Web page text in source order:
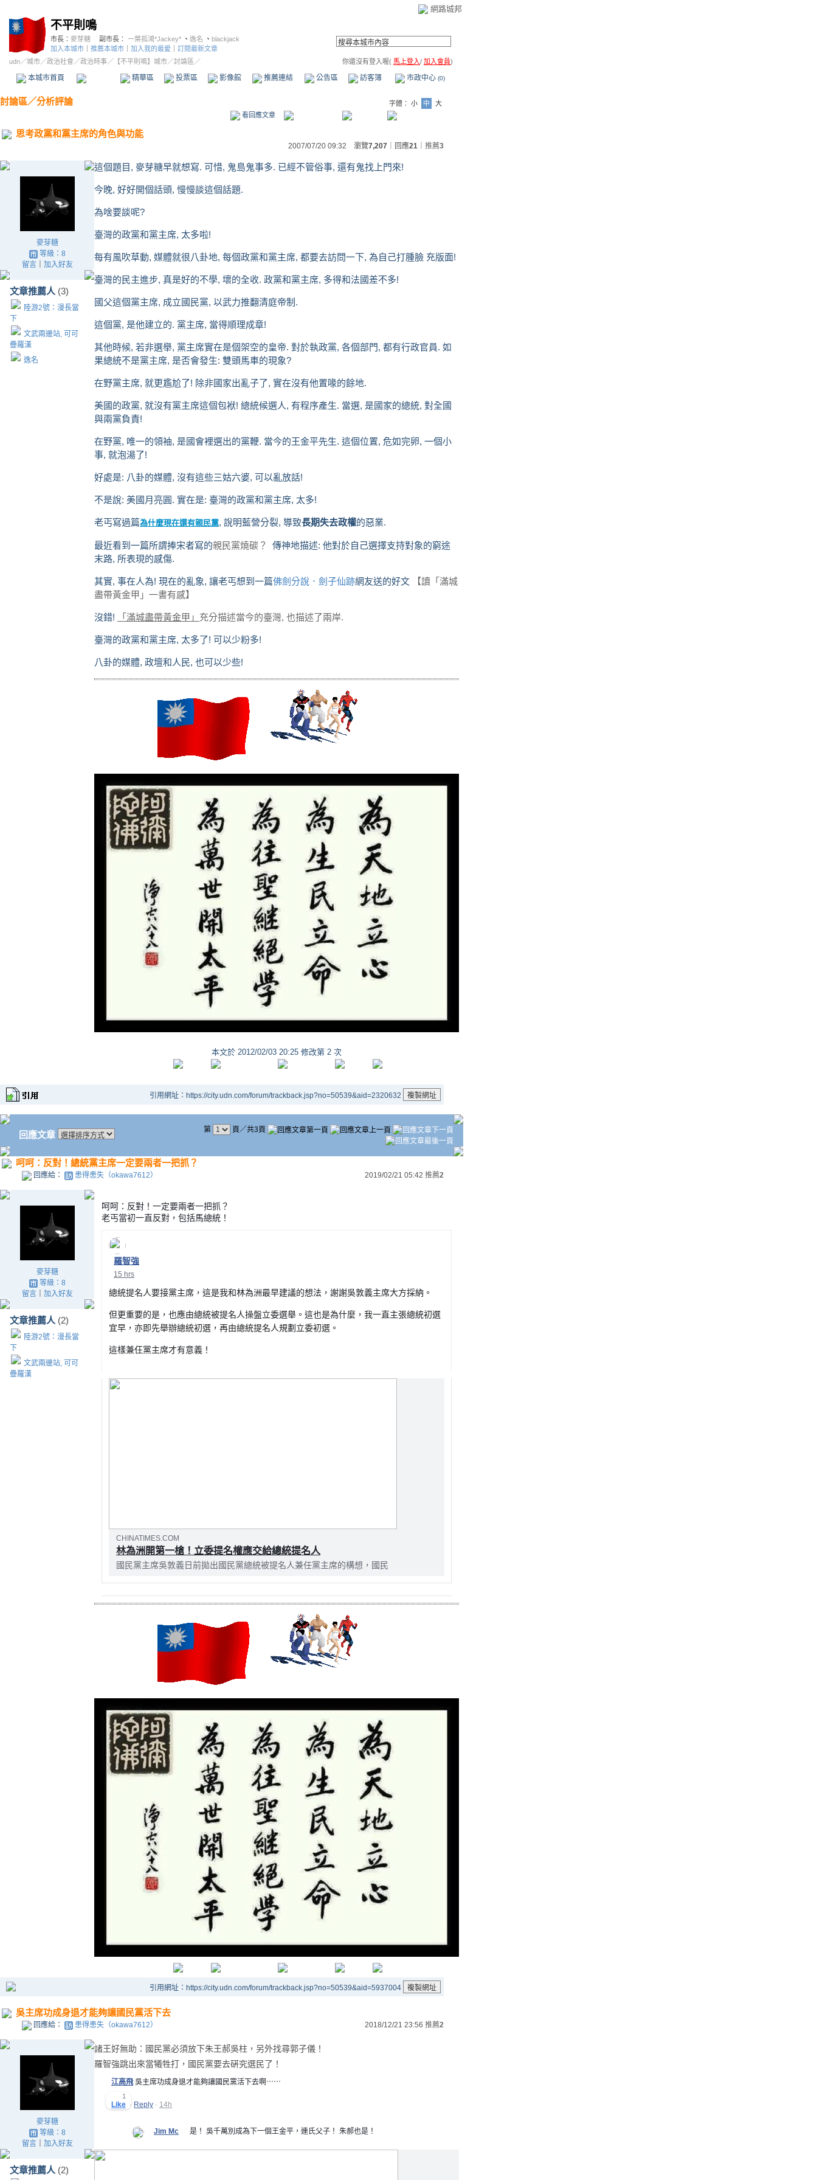
網路城邦
不平則鳴
市長： 麥芽糖 副市長： 一葉孤鴻*Jackey* 、 逸名 、 blackjack
加入本城市
推薦本城市 加入我的最愛
訂閱最新文章
udn／城市／政治社會 ／政治時事／ 【不平則鳴】城市／討論區／ 你還沒有登入喔( 馬上登入/ 加入會員)
本城市首頁 精華區 投票區 影像館 推薦連結 公告區 訪客簿 市政中心 (0)
討論區／分析評論 字體： 小 中
大
看回應文章
思考政黨和黨主席的角色與功能
2007/07/20 09:32 瀏覽7,207 ｜回應21 推薦3
麥芽糖
等級：8
留言｜ 加入好友
文章推薦人 (3)
陸游2號：漫長當
下
文武兩邊站, 可可
疊羅漢
逸名
這個題目, 麥芽糖早就想寫. 可惜, 鬼島鬼事多. 已經不管俗事, 還有鬼找上門來!
今晚, 好好開個話頭, 慢慢談這個話題.
為啥要談呢?
臺灣的政黨和黨主席, 太多啦!
每有風吹草動, 媒體就很八卦地, 每個政黨和黨主席, 都要去訪問一下, 為自己打腫臉 充版面!
臺灣的民主進步, 真是好的不學, 壞的全收. 政黨和黨主席, 多得和法國差不多!
國父這個黨主席, 成立國民黨, 以武力推翻清庭帝制.
這個黨, 是他建立的. 黨主席, 當得順理成章!
其他時候, 若非選舉, 黨主席實在是個架空的皇帝. 對於執政黨, 各個部門, 都有行政官員. 如
果總統不是黨主席, 是否會發生: 雙頭馬車的現象?
在野黨主席, 就更尷尬了! 除非國家出亂子了, 實在沒有他置喙的餘地.
美國的政黨, 就沒有黨主席這個包袱! 總統候選人, 有程序產生. 當選, 是國家的總統, 對全國
與兩黨負責!
在野黨, 唯一的領袖, 是國會裡選出的黨鞭. 當今的王金平先生. 這個位置, 危如完卵, 一個小
事, 就泡湯了!
好處是: 八卦的媒體, 沒有這些三姑六婆, 可以亂放話!
不是說: 美國月亮圓. 實在是: 臺灣的政黨和黨主席, 太多!
老丐寫過篇為什麼現在還有親民黨, 說明藍營分裂, 導致長期失去政權的惡業.
最近看到一篇所謂捧宋者寫的親民黨燒碳？
傳神地描述: 他對於自己選擇支持對象的窮途
末路, 所表現的感傷.
其實, 事在人為! 現在的亂象, 讓老丐想到一篇佛劍分說．劍子仙跡網友送的好文
【讀「滿城
盡帶黃金甲」一書有感】
沒錯! 「滿城盡帶黃金甲」 充分描述當今的臺灣, 也描述了兩岸.
臺灣的政黨和黨主席, 太多了! 可以少粉多!
八卦的媒體, 政壇和人民, 也可以少些!
本文於 2012/02/03 20:25 修改第 2 次
引用網址：https://city.udn.com/forum/trackback.jsp?no=50539&aid=2320632
回應文章 第 頁／共3頁
呵呵：反對！總統黨主席一定要兩者一把抓？
回應給： 患得患失（okawa7612） 2019/02/21 05:42 推薦2
麥芽糖
等級：8
留言｜ 加入好友
文章推薦人 (2)
陸游2號：漫長當
下
文武兩邊站, 可可
疊羅漢
呵呵：反對！一定要兩者一把抓？
老丐當初一直反對，包括馬總統！
羅智強
15 hrs
總統提名人要接黨主席，這是我和林為洲最早建議的想法，謝謝吳敦義主席大方採納。
但更重要的是，也應由總統被提名人操盤立委選舉。這也是為什麼，我一直主張總統初選
宜早，亦即先舉辦總統初選，再由總統提名人規劃立委初選。
這樣兼仼黨主席才有意義！
CHINATIMES.COM
林為洲開第一槍！立委提名權應交給總統提名人
國民黨主席吳敦義日前拋出國民黨總統被提名人兼任黨主席的構想，國民
順。林為洲...
引用網址：https://city.udn.com/forum/trackback.jsp?no=50539&aid=5937004
吳主席功成身退才能夠讓國民黨活下去
回應給： 患得患失（okawa7612） 2018/12/21 23:56 推薦2
麥芽糖
等級：8
留言｜ 加入好友
文章推薦人 (2)
諸王好無助：國民黨必須放下朱王郝吳柱，另外找尋郭子儀！
羅智強跳出來當犧牲打，國民黨要去硏究選民了！
江高飛 吳主席功成身退才能夠讓國民黨活下去啊⋯⋯
1
Like Show more reactions
· Reply · 14h
Jim Mc 是！ 吳千萬別成為下一個王金平，連氏父子！ 朱郝也是！